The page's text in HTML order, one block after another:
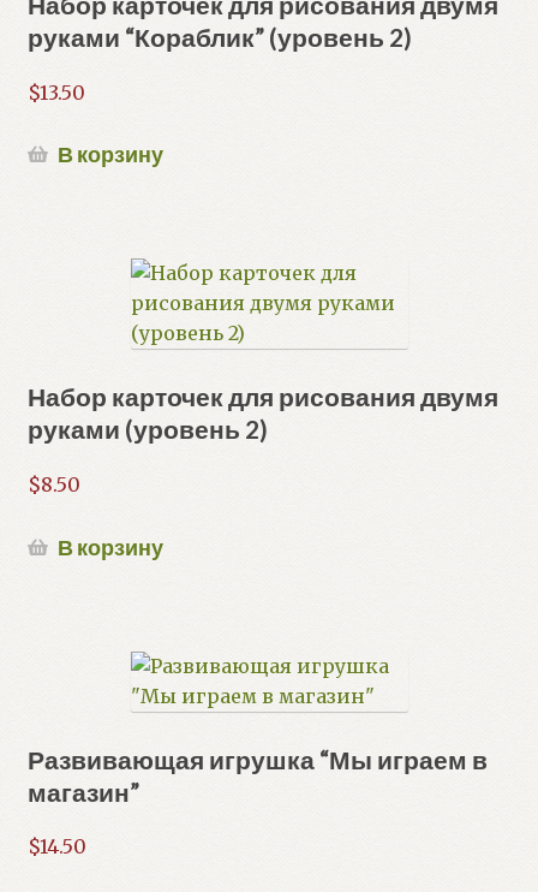
руками “Кораблик” (уровень 2)
$13.50
В корзину
Набор карточек для рисования двумя
руками (уровень 2)
$8.50
В корзину
Развивающая игрушка “Мы играем в
магазин”
$14.50